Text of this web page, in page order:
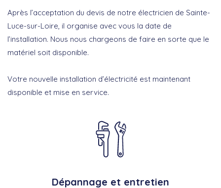
Après l’acceptation du devis de notre électricien de Sainte-
Luce-sur-Loire, il organise avec vous la date de
l’installation. Nous nous chargeons de faire en sorte que le
matériel soit disponible.
Votre nouvelle installation d’électricité est maintenant
disponible et mise en service.
Dépannage et entretien